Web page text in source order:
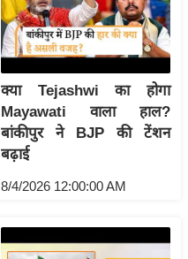
क्या Tejashwi का होगा
Mayawati वाला हाल?
बांकीपुर ने BJP की टेंशन
बढ़ाई
8/4/2026 12:00:00 AM